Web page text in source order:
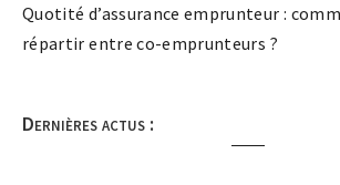
Quotité d’assurance emprunteur :
répartir entre co-emprunteurs ?
Dernières actus :